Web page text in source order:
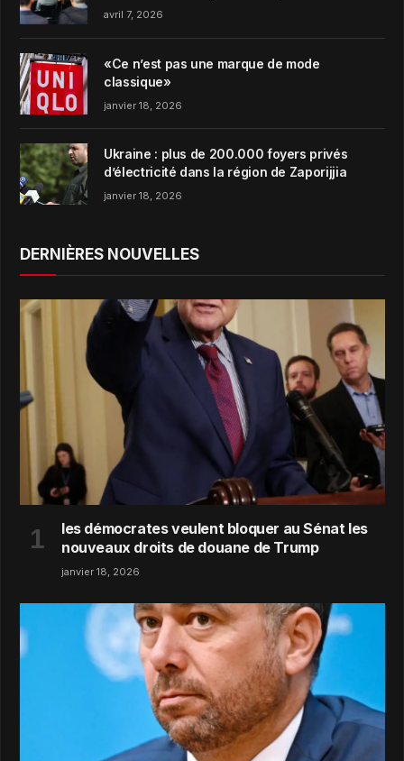
concept de Garden Harmony de la marque
avril 7, 2026
«Ce n’est pas une marque de mode
classique»
janvier 18, 2026
Ukraine : plus de 200.000 foyers privés
d’électricité dans la région de Zaporijjia
janvier 18, 2026
DERNIÈRES NOUVELLES
les démocrates veulent bloquer au Sénat les
nouveaux droits de douane de Trump
janvier 18, 2026